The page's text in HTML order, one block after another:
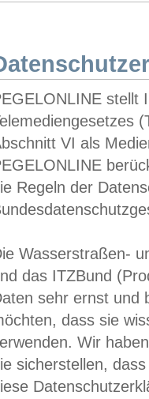
stellt
VI als
Regeln der
Wasserstraßen-
das ITZBund
sehr ernst und
dass sie
Wir
sicherstellen,